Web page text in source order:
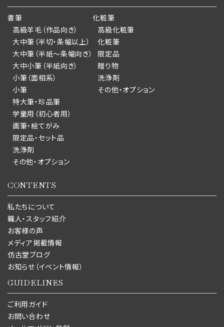
書筆
高級羊毛（作品向き）
大中筆（半切・条幅以上）
大中筆（半紙～条幅向き）
大中小筆（半紙向き）
小筆（面相系）
小筆
特大筆・珍品筆
学童用（初心者用）
画筆・絵てがみ
限定品・セット品
洗浄剤
その他・オプション
化粧筆
高級化粧筆
化粧筆
限定品
贈り物
洗浄剤
その他・オプション
CONTENTS
私たちについて
職人・スタッフ紹介
お客様の声
メディア掲載情報
仿古堂ブログ
お知らせ（イベント情報）
GUIDELINES
ご利用ガイド
お問い合わせ